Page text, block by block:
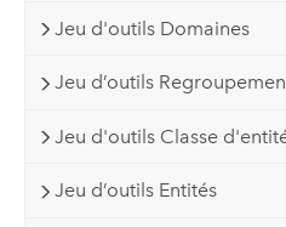
Jeu d'outils Domaines
Jeu d’outils
Jeu d'outils Classe
Jeu d’outils Entités